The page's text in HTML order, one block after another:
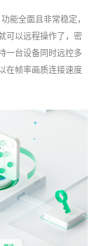
能全面且非常稳定，
可以远程操作了，密
一台设备同时远控多
在帧率画质连接速度